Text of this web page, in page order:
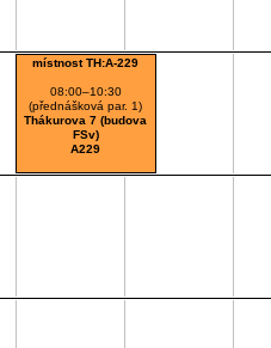
místnost TH:A-229
08:00–10:30
(přednášková par. 1)
Thákurova 7 (budova
FSv)
A229